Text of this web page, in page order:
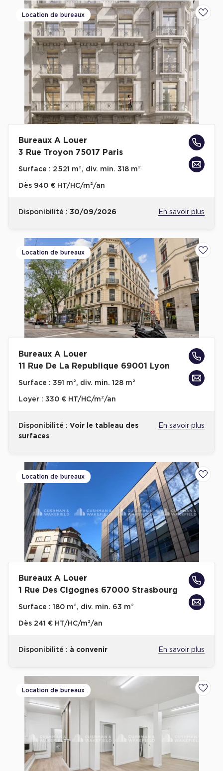
Location de bureaux
Bureaux A Louer
3 Rue Troyon 75017 Paris
Surface : 2 521 m², div. min. 318 m²
Dès 940 € HT/HC/m²/an
Disponibilité : 30/09/2026 En savoir plus
Location de bureaux
Bureaux A Louer
11 Rue De La Republique 69001 Lyon
Surface : 391 m², div. min. 128 m²
Loyer : 330 € HT/HC/m²/an
Disponibilité : Voir le tableau des
surfaces
En savoir plus
Location de bureaux
Bureaux A Louer
1 Rue Des Cigognes 67000 Strasbourg
Surface : 180 m², div. min. 63 m²
Dès 241 € HT/HC/m²/an
Disponibilité : à convenir En savoir plus
Location de bureaux